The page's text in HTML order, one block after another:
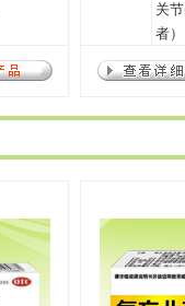
关
者